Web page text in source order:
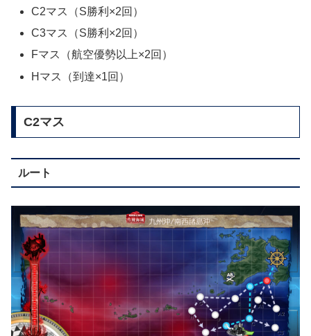
C2マス（S勝利×2回）
C3マス（S勝利×2回）
Fマス（航空優勢以上×2回）
Hマス（到達×1回）
C2マス
ルート